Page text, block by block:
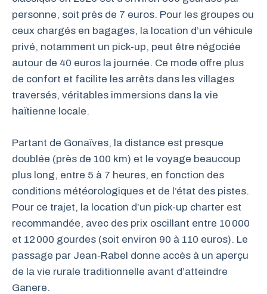
personne, soit près de 7 euros. Pour les groupes ou
ceux chargés en bagages, la location d’un véhicule
privé, notamment un pick-up, peut être négociée
autour de 40 euros la journée. Ce mode offre plus
de confort et facilite les arrêts dans les villages
traversés, véritables immersions dans la vie
haïtienne locale.
Partant de Gonaïves, la distance est presque
doublée (près de 100 km) et le voyage beaucoup
plus long, entre 5 à 7 heures, en fonction des
conditions météorologiques et de l’état des pistes.
Pour ce trajet, la location d’un pick-up charter est
recommandée, avec des prix oscillant entre 10 000
et 12 000 gourdes (soit environ 90 à 110 euros). Le
passage par Jean-Rabel donne accès à un aperçu
de la vie rurale traditionnelle avant d’atteindre
Ganere.